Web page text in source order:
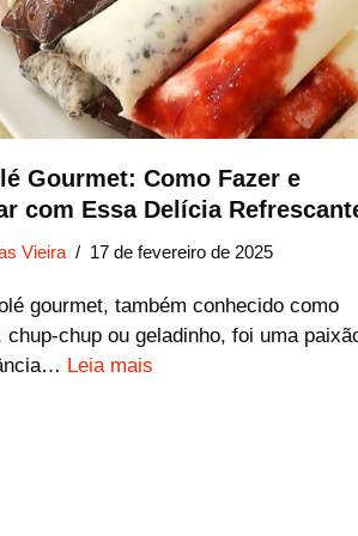
Gourmet: Como Fazer e
com Essa Delícia
Vieira 17 de fevereiro de 2025
gourmet, também conhecido como
chup-chup ou geladinho, foi uma
Leia mais